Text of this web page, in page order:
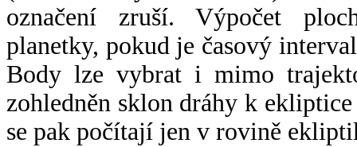
označení zruší. Výpočet
planetky, pokud je časový
Body lze vybrat i mimo
zohledněn sklon dráhy k
se pak počítají jen v rovině